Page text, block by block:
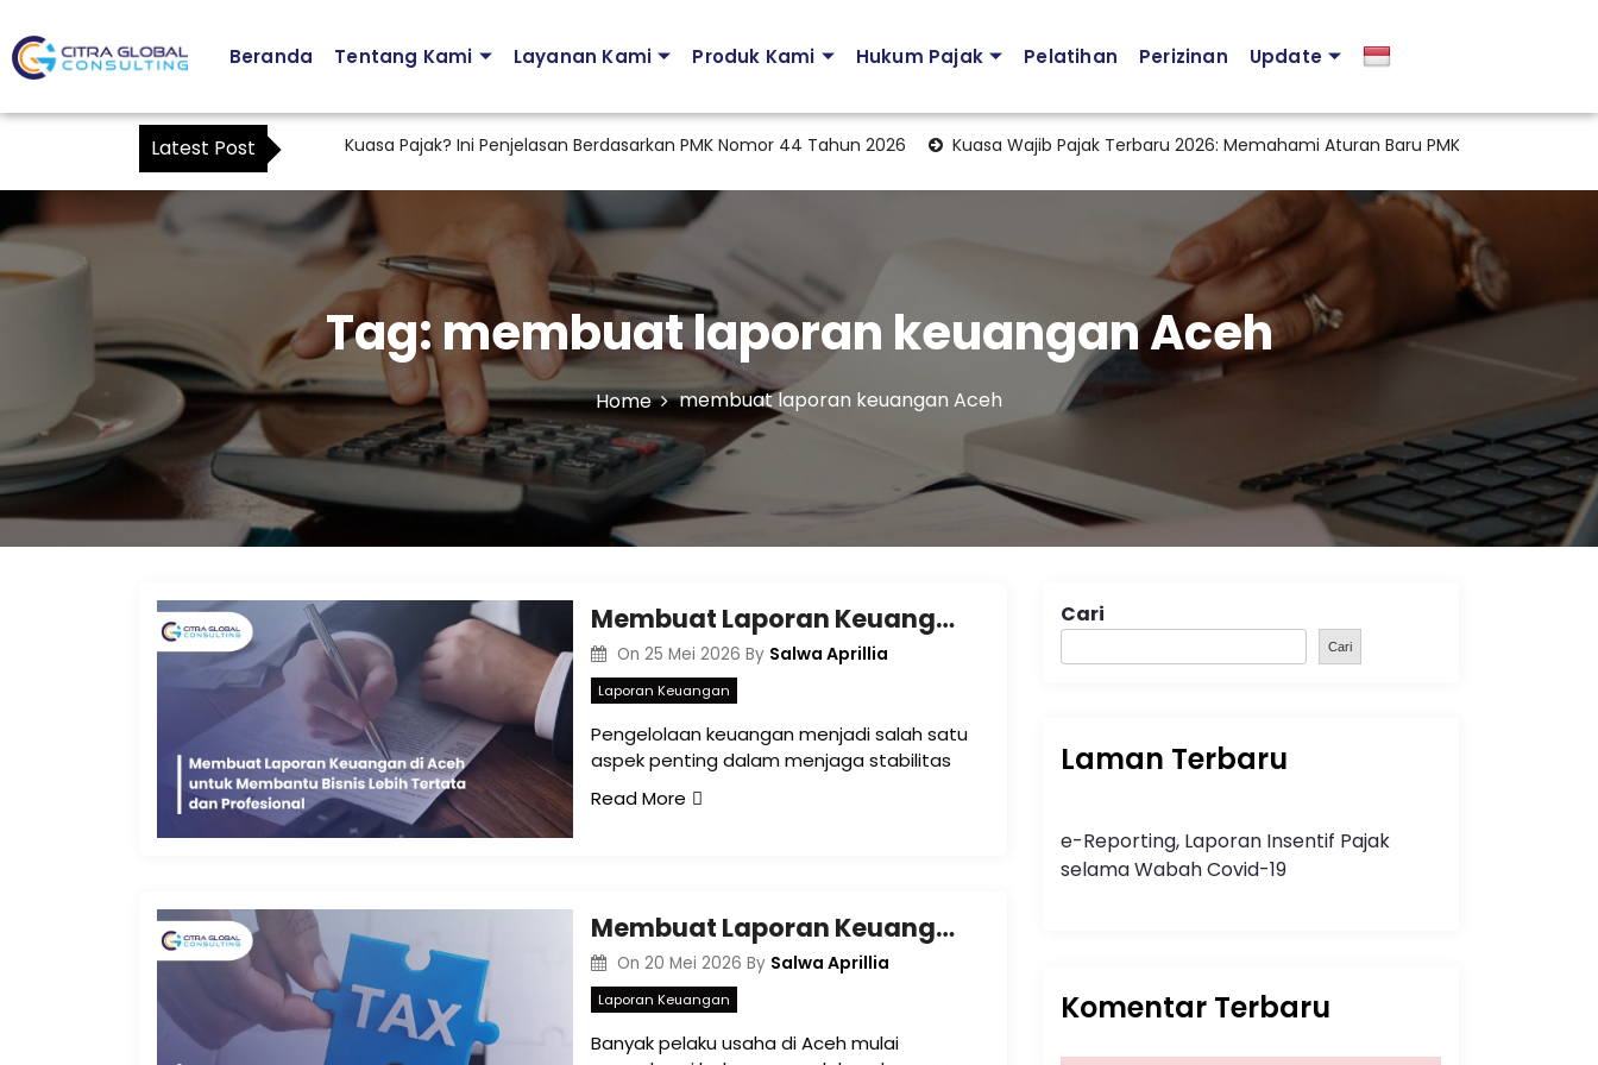
Beranda Tentang Kami Layanan Kami Produk Kami Hukum Pajak Pelatihan Perizinan Update
Latest Post
Apakah Karyawan Bisa Menjadi Kuasa Pajak? Ini Penjelasan Berdasarkan PMK Nomor 44 Tahun 2026 Kuasa Wajib Pajak Terbaru 2026: Memahami Aturan Baru PMK 44 Tahun 2026 agar
Tag:membuat laporan keuangan Aceh
Home membuat laporan keuangan Aceh
Membuat Laporan Keuangan di Aceh untuk Membantu Bisnis Lebih Tertata dan Profesional
On 25 Mei 2026 By Salwa Aprillia
Laporan Keuangan
Pengelolaan keuangan menjadi salah satu
aspek penting dalam menjaga stabilitas
Read More
Membuat Laporan Keuangan di Aceh: Langkah Penting untuk Mengelola Bisnis Secara Profesional
On 20 Mei 2026 By Salwa Aprillia
Laporan Keuangan
Banyak pelaku usaha di Aceh mulai
Cari
Cari
Laman Terbaru
e-Reporting, Laporan Insentif Pajak
selama Wabah Covid-19
Komentar Terbaru